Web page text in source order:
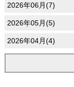
2026年06月(7)
2026年05月(5)
2026年04月(4)